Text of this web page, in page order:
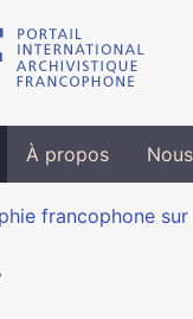
À propos
francophone sur